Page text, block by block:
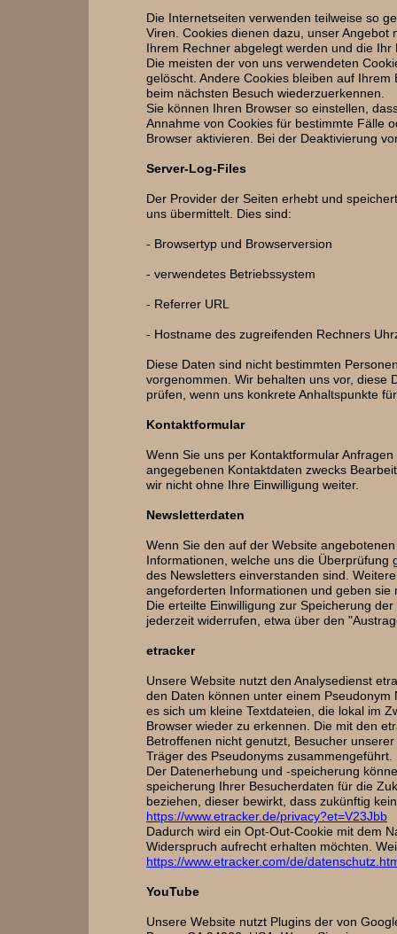
Die Internetseiten verwenden teilweise so
Viren. Cookies dienen dazu, unser
Ihrem Rechner abgelegt werden und die Ihr
Die meisten der von uns verwendeten
gelöscht. Andere Cookies bleiben auf
beim nächsten Besuch wiederzuerkennen.
Sie können Ihren Browser so einstellen,
Annahme von Cookies für bestimmte Fälle
Browser aktivieren. Bei der Deaktivierung
Server-Log-Files
Der Provider der Seiten erhebt und
uns übermittelt. Dies sind:
- Browsertyp und Browserversion
- verwendetes Betriebssystem
- Referrer URL
- Hostname des zugreifenden Rechners
Diese Daten sind nicht bestimmten
vorgenommen. Wir behalten uns vor, diese
prüfen, wenn uns konkrete Anhaltspunkte
Kontaktformular
Wenn Sie uns per Kontaktformular
angegebenen Kontaktdaten zwecks
wir nicht ohne Ihre Einwilligung weiter.
Newsletterdaten
Wenn Sie den auf der Website
Informationen, welche uns die
des Newsletters einverstanden sind.
angeforderten Informationen und geben sie
Die erteilte Einwilligung zur Speicherung
jederzeit widerrufen, etwa über den
etracker
Unsere Website nutzt den Analysedienst
den Daten können unter einem
es sich um kleine Textdateien, die lokal im
Browser wieder zu erkennen. Die mit den
Betroffenen nicht genutzt, Besucher
Träger des Pseudonyms zusammengeführt.
Der Datenerhebung und -speicherung
speicherung Ihrer Besucherdaten für die
beziehen, dieser bewirkt, dass zukünftig
https://www.etracker.de/privacy?et=V23Jbb
Dadurch wird ein Opt-Out-Cookie mit dem
Widerspruch aufrecht erhalten möchten.
https://www.etracker.com/de/
YouTube
Unsere Website nutzt Plugins der von